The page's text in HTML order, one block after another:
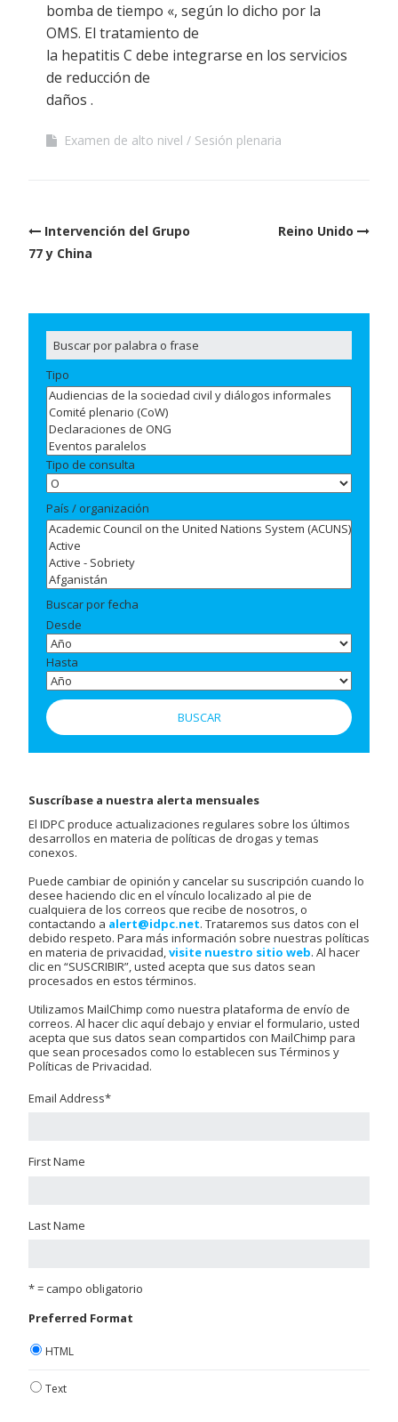
bomba de tiempo «, según lo dicho por la
OMS. El tratamiento de
la hepatitis C debe integrarse en los servicios
de reducción de
daños .
Examen de alto nivel Sesión plenaria
Post
navigation
Intervención del Grupo
77 y China
Reino Unido
Tipo
Tipo de consulta
País / organización
Buscar por fecha
Desde
Hasta
Suscríbase a nuestra alerta mensuales
El IDPC produce actualizaciones regulares sobre los últimos
desarrollos en materia de políticas de drogas y temas
conexos.
Puede cambiar de opinión y cancelar su suscripción cuando lo
desee haciendo clic en el vínculo localizado al pie de
cualquiera de los correos que recibe de nosotros, o
contactando a alert@idpc.net. Trataremos sus datos con el
debido respeto. Para más información sobre nuestras políticas
en materia de privacidad,visite nuestro sitio web. Al hacer
clic en “SUSCRIBIR”, usted acepta que sus datos sean
procesados en estos términos.
Utilizamos MailChimp como nuestra plataforma de envío de
correos. Al hacer clic aquí debajo y enviar el formulario, usted
acepta que sus datos sean compartidos con MailChimp para
que sean procesados como lo establecen sus Términos y
Políticas de Privacidad.
Email Address*
First Name
Last Name
* = campo obligatorio
Preferred Format
HTML
Text